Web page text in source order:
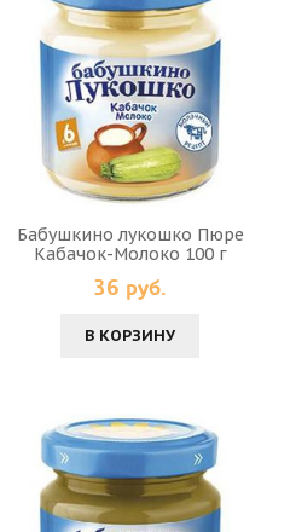
Бабушкино лукошко Пюре
Кабачок-Молоко 100 г
36 руб.
В КОРЗИНУ